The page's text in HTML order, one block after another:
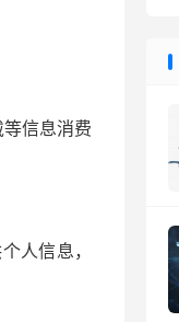
信息消费
人信息，